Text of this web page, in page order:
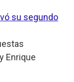
su segundo
Enrique